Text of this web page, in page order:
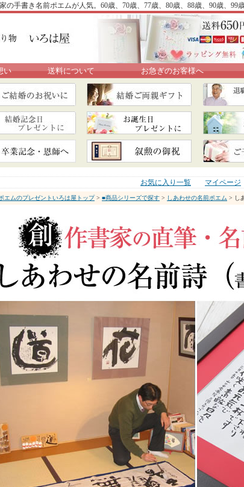
手書き名前ポエムが人気。60歳、70歳、77歳、80歳、88歳、90歳、99
い 送料について お急ぎのお客様へ
お気に入り一覧 マイページ
エムのプレゼントいろは屋トップ> ■商品シリーズで探す > しあわせの名前ポエム > し